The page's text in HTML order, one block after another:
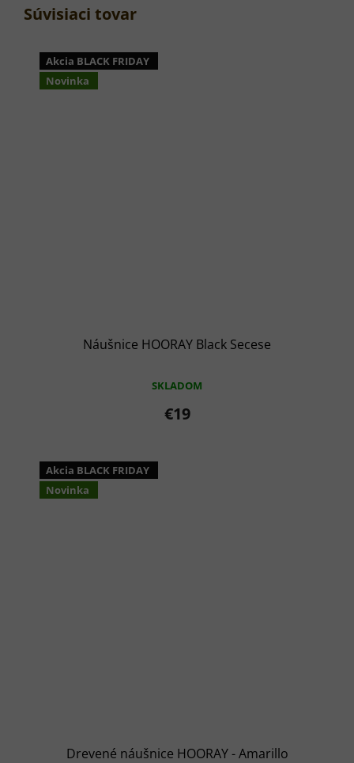
Súvisiaci tovar
Akcia BLACK FRIDAY
Novinka
Náušnice HOORAY Black Secese
SKLADOM
€19
Akcia BLACK FRIDAY
Novinka
Drevené náušnice HOORAY - Amarillo
hviezdičiek.